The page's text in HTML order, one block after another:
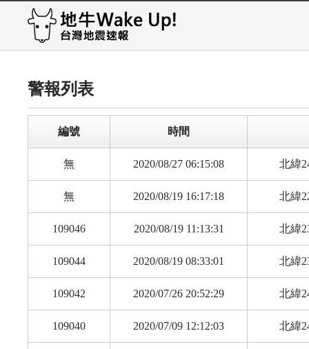
警報列表
編號 時間
無 2020/08/27 06:15:08 北緯
無 2020/08/19 16:17:18 北緯
109046 2020/08/19 11:13:31 北緯
109044 2020/08/19 08:33:01 北緯
109042 2020/07/26 20:52:29 北緯
109040 2020/07/09 12:12:03 北緯